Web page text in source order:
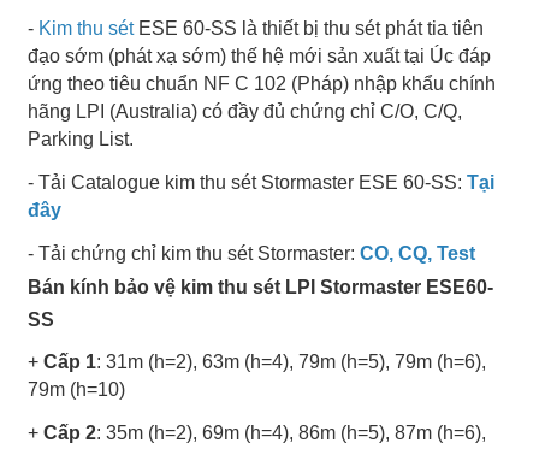
- Kim thu sétESE 60-SS là thiết bị thu sét phát tia tiên
đạo sớm (phát xạ sớm) thế hệ mới sản xuất tại Úc đáp
ứng theo tiêu chuẩn NF C 102 (Pháp) nhập khẩu chính
hãng LPI (Australia) có đầy đủ chứng chỉ C/O, C/Q,
Parking List.
- Tải Catalogue kim thu sét Stormaster ESE 60-SS: Tại
đây
- Tải chứng chỉ kim thu sét Stormaster: CO, CQ, Test
Bán kính bảo vệ kim thu sét LPI Stormaster ESE60-
SS
+ Cấp 1: 31m (h=2), 63m (h=4), 79m (h=5), 79m (h=6),
79m (h=10)
+ Cấp 2: 35m (h=2), 69m (h=4), 86m (h=5), 87m (h=6),